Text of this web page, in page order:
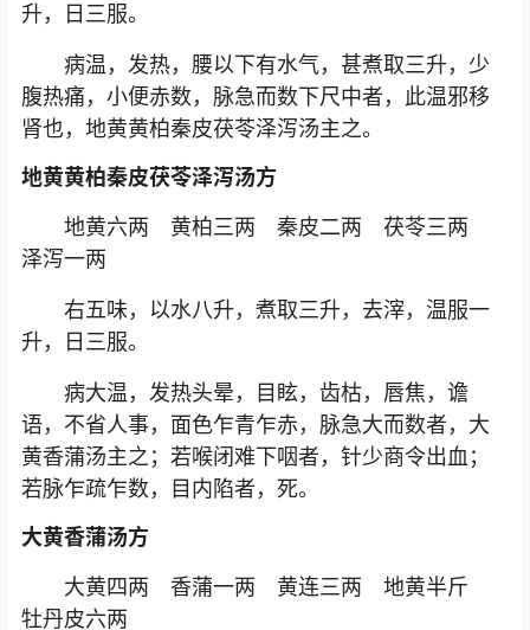
升，日三服。
病温，发热，腰以下有水气，甚煮取三升，少
腹热痛，小便赤数，脉急而数下尺中者，此温邪移
肾也，地黄黄柏秦皮茯苓泽泻汤主之。
地黄黄柏秦皮茯苓泽泻汤方
地黄六两 黄柏三两 秦皮二两 茯苓三两
泽泻一两
右五味，以水八升，煮取三升，去滓，温服一
升，日三服。
病大温，发热头晕，目眩，齿枯，唇焦，谵
语，不省人事，面色乍青乍赤，脉急大而数者，大
黄香蒲汤主之；若喉闭难下咽者，针少商令出血；
若脉乍疏乍数，目内陷者，死。
大黄香蒲汤方
大黄四两 香蒲一两 黄连三两 地黄半斤
牡丹皮六两